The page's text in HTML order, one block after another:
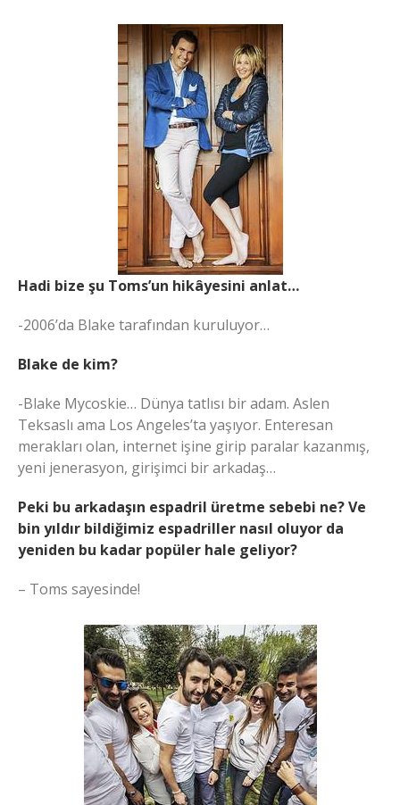
Hadi bize şu Toms’un hikâyesini anlat…
-2006’da Blake tarafından kuruluyor…
Blake de kim?
-Blake Mycoskie… Dünya tatlısı bir adam. Aslen
Teksaslı ama Los Angeles’ta yaşıyor. Enteresan
merakları olan, internet işine girip paralar kazanmış,
yeni jenerasyon, girişimci bir arkadaş…
Peki bu arkadaşın espadril üretme sebebi ne? Ve
bin yıldır bildiğimiz espadriller nasıl oluyor da
yeniden bu kadar popüler hale geliyor?
– Toms sayesinde!